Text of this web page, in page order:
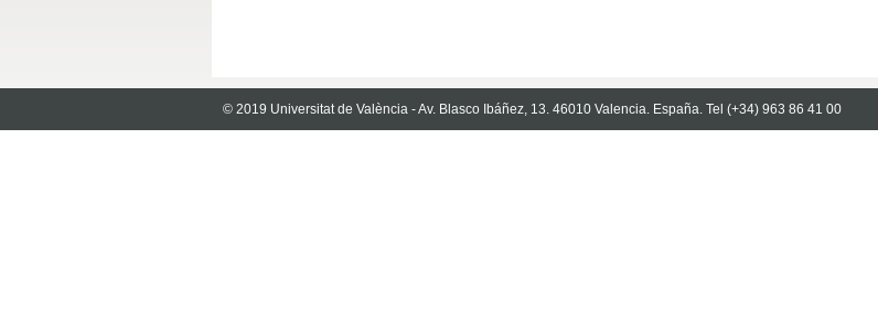
© 2019 Universitat de València - Av. Blasco Ibáñez, 13. 46010 Valencia. España. Tel (+34) 963 86 41 00